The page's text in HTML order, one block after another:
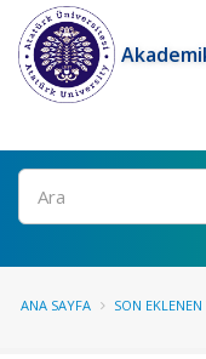
Ara
ANA SAYFA SON